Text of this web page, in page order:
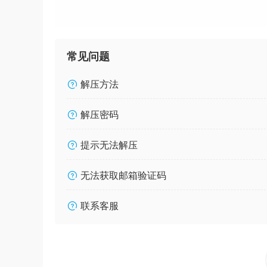
常见问题
解压方法
解压密码
提示无法解压
无法获取邮箱验证码
联系客服